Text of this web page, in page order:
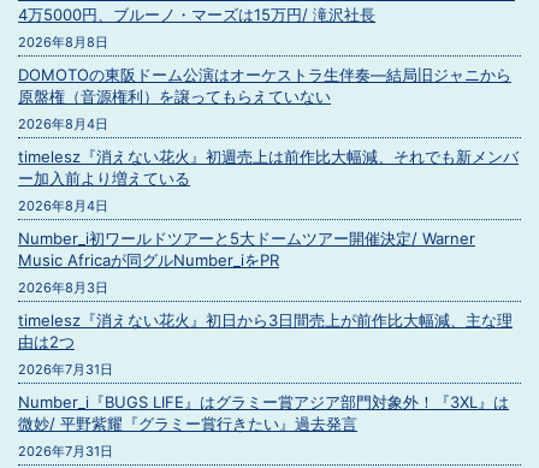
4万5000円、ブルーノ・マーズは15万円/ 滝沢社長
2026年8月8日
DOMOTOの東阪ドーム公演はオーケストラ生伴奏―結局旧ジャニから
原盤権（音源権利）を譲ってもらえていない
2026年8月4日
timelesz『消えない花火』初週売上は前作比大幅減、それでも新メンバ
ー加入前より増えている
2026年8月4日
Number_i初ワールドツアーと5大ドームツアー開催決定/ Warner
Music Africaが同グルNumber_iをPR
2026年8月3日
timelesz『消えない花火』初日から3日間売上が前作比大幅減、主な理
由は2つ
2026年7月31日
Number_i『BUGS LIFE』はグラミー賞アジア部門対象外！『3XL』は
微妙/ 平野紫耀『グラミー賞行きたい』過去発言
2026年7月31日